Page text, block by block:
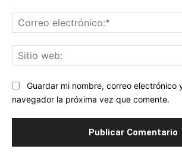
Guardar mi nombre, correo electrónico
navegador la próxima vez que comente.